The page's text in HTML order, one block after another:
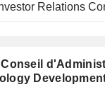
Relations